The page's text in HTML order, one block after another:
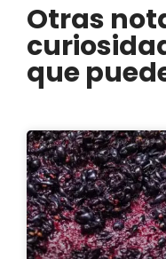
Otras
que